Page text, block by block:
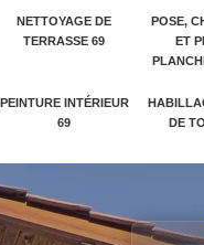
NETTOYAGE DE
TERRASSE 69
POSE,
ET
PEINTURE INTÉRIEUR
69
DE